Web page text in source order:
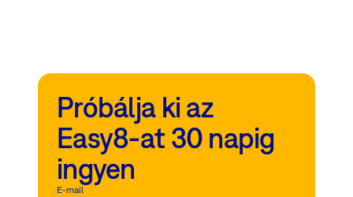
Próbálja ki az
Easy8-at 30 napig
ingyen
E-mail